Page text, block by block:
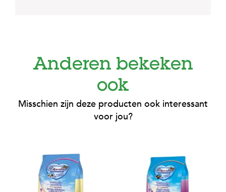
Anderen bekeken
ook
Misschien zijn deze producten ook interessant
voor jou?